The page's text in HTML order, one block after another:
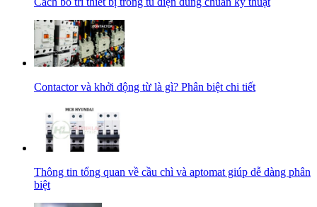
Contactor và khởi động từ là gì? Phân biệt chi tiết
Thông tin tổng quan về cầu chì và aptomat giúp dễ dàng phân
biệt